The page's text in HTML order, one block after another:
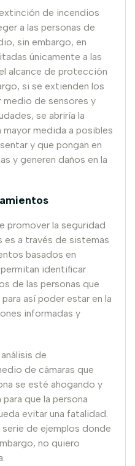
de incendios
a las personas de
sin embargo, en
únicamente a las
alcance de protección
si se extienden los
de sensores y
se abriría la
medida a posibles
y que pongan en
y generen daños en la
promover la seguridad
es a través de sistemas
basados en
identificar
de las personas que
así poder estar en la
informadas y
de
de cámaras que
se esté ahogando y
que la persona
evitar una fatalidad.
de ejemplos donde
no quiero